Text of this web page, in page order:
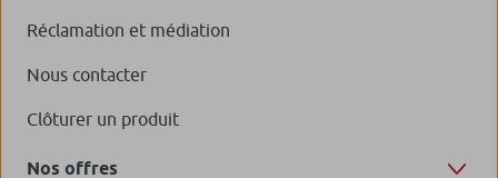
Réclamation et médiation
Nous contacter
Clôturer un produit
Nos offres